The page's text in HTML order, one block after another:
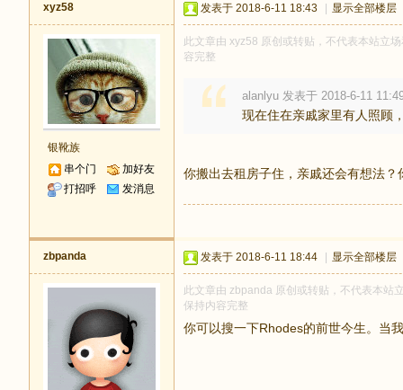
xyz58
银靴族
串个门
加好友
打招呼
发消息
发表于 2018-6-11 18:43 显示全部楼层
此文章由 xyz58 原创或转贴，不代表本站立
容完整
alanlyu 发表于 2018-6-11
现在住在亲戚家里有人照顾
你搬出去租房子住，亲戚还会有想法
zbpanda 发表于 2018-6-11 18:44 显示全部楼层
此文章由 zbpanda 原创或转贴，不代表本站
保持内容完整
你可以搜一下Rhodes的前世今生。当